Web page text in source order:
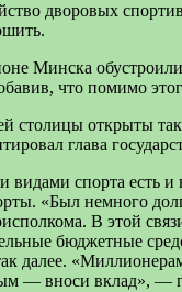
дворовых
Минска
что помимо
столицы открыты
глава
спорта есть
«Был немного
В этой
бюджетные
далее.
вноси вклад», —